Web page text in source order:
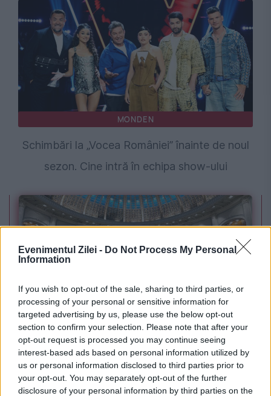
Evenimentul Zilei - Do Not Process My Personal
Information
If you wish to opt-out of the sale, sharing to third parties, or
processing of your personal or sensitive information for
targeted advertising by us, please use the below opt-out
section to confirm your selection. Please note that after your
opt-out request is processed you may continue seeing
interest-based ads based on personal information utilized by
us or personal information disclosed to third parties prior to
your opt-out. You may separately opt-out of the further
disclosure of your personal information by third parties on the
MONDEN
Schimbări la „Vocea României” înainte de noul
sezon. Cine intră în echipa show-ului
POLITICA
Sorin Grindeanu: Parlamentul a evitat
pierderea a 5,8 miliarde de euro din PNRR și a
deblocat 16,7 miliarde din SAFE